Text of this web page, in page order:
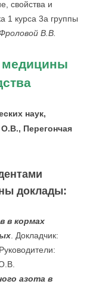
свойства и
1 курса 3а группы
В.В.
медицины
наук,
Перегончая
доклады:
в кормах
. Докладчик:
азота в